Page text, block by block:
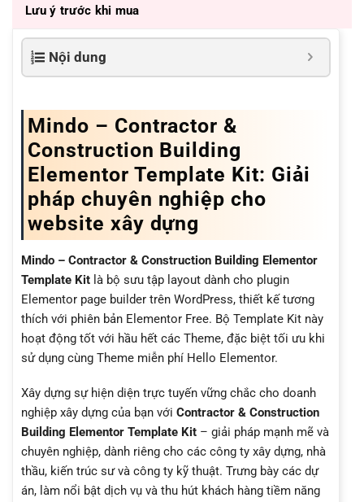
Lưu ý trước khi mua
Nội dung
Mindo – Contractor &
Construction Building
Elementor Template Kit: Giải
pháp chuyên nghiệp cho
website xây dựng
Mindo – Contractor & Construction Building Elementor
Template Kit là bộ sưu tập layout dành cho plugin
Elementor page builder trên WordPress, thiết kế tương
thích với phiên bản Elementor Free. Bộ Template Kit này
hoạt động tốt với hầu hết các Theme, đặc biệt tối ưu khi
sử dụng cùng Theme miễn phí Hello Elementor.
Xây dựng sự hiện diện trực tuyến vững chắc cho doanh
nghiệp xây dựng của bạn với Contractor & Construction
Building Elementor Template Kit – giải pháp mạnh mẽ và
chuyên nghiệp, dành riêng cho các công ty xây dựng, nhà
thầu, kiến trúc sư và công ty kỹ thuật. Trưng bày các dự
án, làm nổi bật dịch vụ và thu hút khách hàng tiềm năng